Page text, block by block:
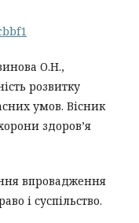
О.Н.,
розвитку
умов. Вісник
здоров’я
впровадження
і суспільство.